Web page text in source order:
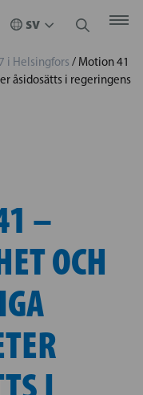
i Helsingfors / Motion 41
åsidosätts i regeringens
–
OCH